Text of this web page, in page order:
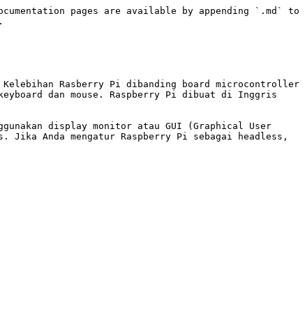
pages are available by appending `.md` to
Rasberry Pi dibanding board microcontroller
dan mouse. Raspberry Pi dibuat di Inggris
display monitor atau GUI (Graphical User
Jika Anda mengatur Raspberry Pi sebagai headless,